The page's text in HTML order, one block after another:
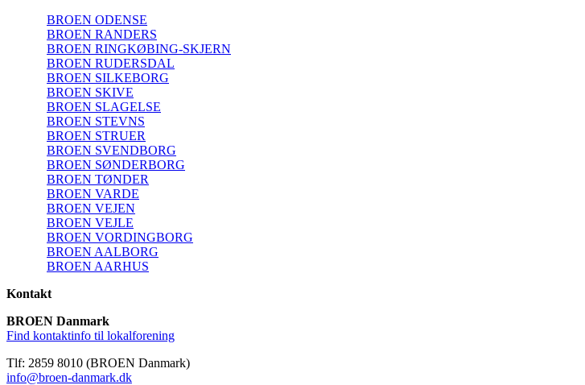
BROEN ODENSE
BROEN RANDERS
BROEN RINGKØBING-SKJERN
BROEN RUDERSDAL
BROEN SILKEBORG
BROEN SKIVE
BROEN SLAGELSE
BROEN STEVNS
BROEN STRUER
BROEN SVENDBORG
BROEN SØNDERBORG
BROEN TØNDER
BROEN VARDE
BROEN VEJEN
BROEN VEJLE
BROEN VORDINGBORG
BROEN AALBORG
BROEN AARHUS
Kontakt
BROEN Danmark
Find kontaktinfo til lokalforening
Tlf: 2859 8010 (BROEN Danmark)
info@broen-danmark.dk